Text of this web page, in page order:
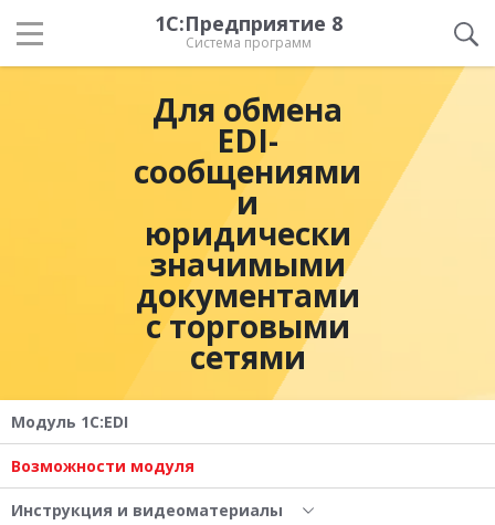
1С:Предприятие 8
Система программ
Для обмена
EDI-
сообщениями
и
юридически
значимыми
документами
с торговыми
сетями
Модуль 1C:EDI
Возможности модуля
Инструкция и видеоматериалы